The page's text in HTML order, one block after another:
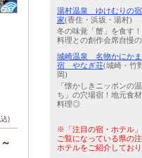
)
湯村温泉 ゆけむりの
家(香住・浜坂・湯村)
冬の味覚「蟹」を食す
料理との創作会席自慢
城崎温泉 名物かにか
宿 やなぎ荘(城崎・竹
岡)
「懐かしきニッポンの
ち」の穴場宿！地元食
料理◎
※「注目の宿・ホテル」
ご覧になっている県の注
ホテルをご紹介しており